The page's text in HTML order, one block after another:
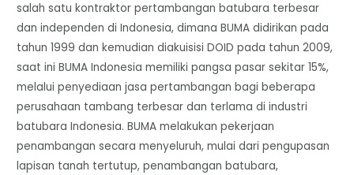
salah satu kontraktor pertambangan batubara terbesar
dan independen di Indonesia, dimana BUMA didirikan pada
tahun 1999 dan kemudian diakuisisi DOID pada tahun 2009,
saat ini BUMA Indonesia memiliki pangsa pasar sekitar 15%,
melalui penyediaan jasa pertambangan bagi beberapa
perusahaan tambang terbesar dan terlama di industri
batubara Indonesia. BUMA melakukan pekerjaan
penambangan secara menyeluruh, mulai dari pengupasan
lapisan tanah tertutup, penambangan batubara,